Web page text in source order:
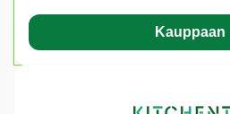
Kauppaan